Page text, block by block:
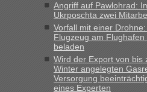
Bernd D-UAinBerichte und
welchem Grenzübergang
der Ukraine geht es am
„Bin am Montag 15.6.26 um 8
das erste Mal an einem
vor mir, bin sonst der Erste oder
Angriff auf Pawlohrad:
Ukrposchta zwei
Vorfall mit einer
Flugzeug am
beladen
Wird der Export von bis
Winter angelegten
Versorgung
eines Experten